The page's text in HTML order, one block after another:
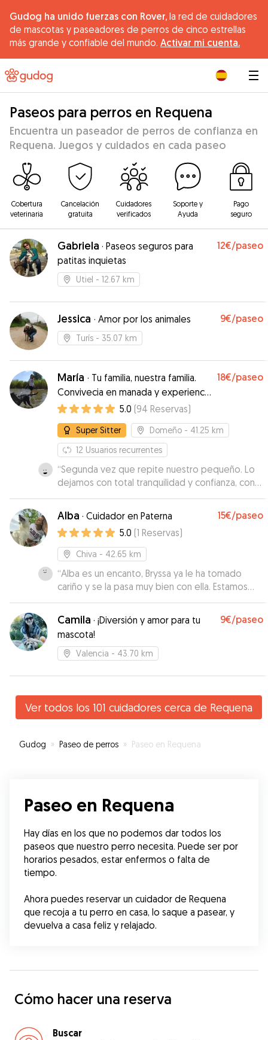
Gudog ha unido fuerzas con Rover, la red de cuidadores
de mascotas y paseadores de perros de cinco estrellas
más grande y confiable del mundo. Activar mi cuenta.
Paseos para perros en Requena
Encuentra un paseador de perros de confianza en
Requena. Juegos y cuidados en cada paseo
Cobertura
veterinaria
Cancelación
gratuita
Cuidadores
verificados
Soporte y
Ayuda
Pago
seguro
Gabriela · Paseos seguros para
patitas inquietas
12€/paseo
Utiel - 12.67 km
Jessica · Amor por los animales 9€/paseo
Turís - 35.07 km
María · Tu familia, nuestra familia.
Convivecia en manada y experiencia
en etologia.
18€/paseo
5.0 (94 Reservas)
Super Sitter Domeño - 41.25 km
12 Usuarios recurrentes
“Segunda vez que repite nuestro pequeño. Lo
dejamos con total tranquilidad y confianza, con
María y Jennifer siempre es como dejarlo con la
familia. Gus siempre queda muy contento y se
divierte mucho con los otros perretes.”
Alba · Cuidador en Paterna 15€/paseo
5.0 (1 Reservas)
Chiva - 42.65 km
“Alba es un encanto, Bryssa ya le ha tomado
cariño y se la pasa muy bien con ella. Estamos
encantados y seguro repetiremos cuando sea
necesario. Gracias!!!!
Camila · ¡Diversión y amor para tu
mascota!
9€/paseo
Valencia - 43.70 km
Ver todos los 101 cuidadores cerca de Requena
Gudog » Paseo de perros » Paseo en Requena
Paseo en Requena
Hay días en los que no podemos dar todos los
paseos que nuestro perro necesita. Puede ser por
horarios pesados, estar enfermos o falta de
tiempo.
Ahora puedes reservar un cuidador de Requena
que recoja a tu perro en casa, lo saque a pasear, y
devuelva a casa feliz y relajado.
Cómo hacer una reserva
Buscar